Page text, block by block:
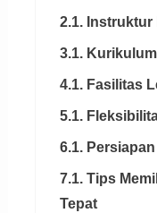
2.1. Instruktur
3.1.
4.1. Fasilitas
5.1.
6.1.
7.1. Tips
Tepat